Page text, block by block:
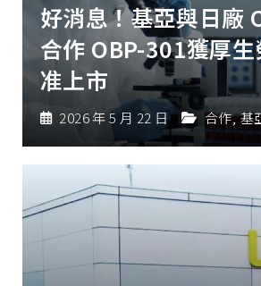
好消息！基亞與日廠
合作 OBP-301獲厚
准上市
2026 年 5 月 22 日 合作, 基